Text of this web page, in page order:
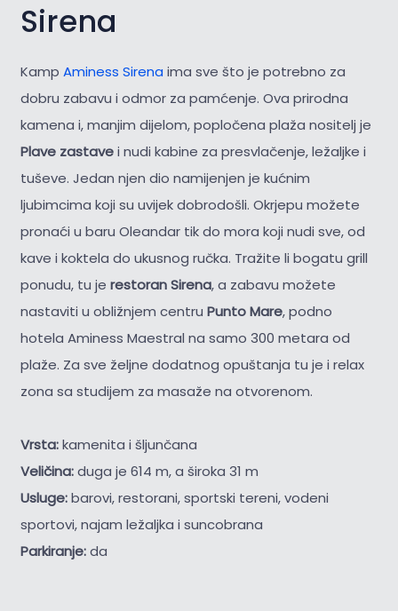
Sirena
Kamp Aminess Sirena ima sve što je potrebno za
dobru zabavu i odmor za pamćenje. Ova prirodna
kamena i, manjim dijelom, popločena plaža nositelj je
Plave zastavei nudi kabine za presvlačenje, ležaljke i
tuševe. Jedan njen dio namijenjen je kućnim
ljubimcima koji su uvijek dobrodošli. Okrjepu možete
pronaći u baru Oleandar tik do mora koji nudi sve, od
kave i koktela do ukusnog ručka. Tražite li bogatu grill
ponudu, tu je restoran Sirena, a zabavu možete
nastaviti u obližnjem centru Punto Mare, podno
hotela Aminess Maestral na samo 300 metara od
plaže. Za sve željne dodatnog opuštanja tu je i relax
zona sa studijem za masaže na otvorenom.
Vrsta:kamenita i šljunčana
Veličina:duga je 614 m, a široka 31 m
Usluge:barovi, restorani, sportski tereni, vodeni
sportovi, najam ležaljka i suncobrana
Parkiranje:da